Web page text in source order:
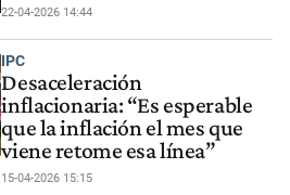
22-04-2026 14:44
IPC
Desaceleración
inflacionaria: “Es esperable
que la inflación el mes que
viene retome esa línea”
15-04-2026 15:15